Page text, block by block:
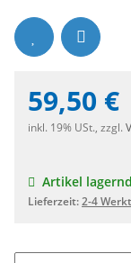
59,50 €
inkl. 19% USt., zzgl.
Artikel lagernd
Lieferzeit:2-4